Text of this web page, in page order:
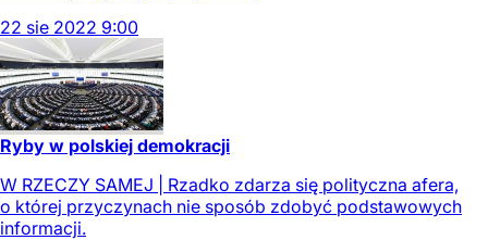
22 sie 2022 9:00
Ryby w polskiej demokracji
W RZECZY SAMEJ | Rzadko zdarza się polityczna afera,
o której przyczynach nie sposób zdobyć podstawowych
informacji.